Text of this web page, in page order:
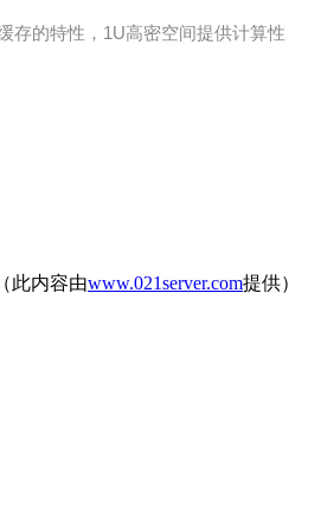
存的特性，1U高密空间提供计算性
（此内容由www.021server.com提供）